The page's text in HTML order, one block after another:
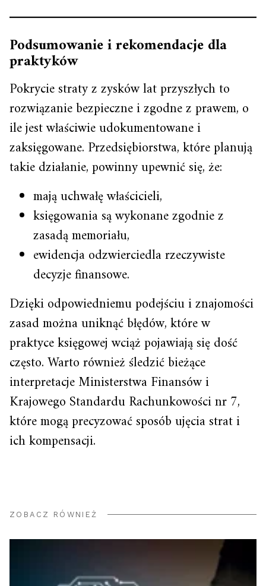
Podsumowanie i rekomendacje dla
praktyków
Pokrycie straty z zysków lat przyszłych to
rozwiązanie bezpieczne i zgodne z prawem, o
ile jest właściwie udokumentowane i
zaksięgowane. Przedsiębiorstwa, które planują
takie działanie, powinny upewnić się, że:
mają uchwałę właścicieli,
księgowania są wykonane zgodnie z
zasadą memoriału,
ewidencja odzwierciedla rzeczywiste
decyzje finansowe.
Dzięki odpowiedniemu podejściu i znajomości
zasad można uniknąć błędów, które w
praktyce księgowej wciąż pojawiają się dość
często. Warto również śledzić bieżące
interpretacje Ministerstwa Finansów i
Krajowego Standardu Rachunkowości nr 7,
które mogą precyzować sposób ujęcia strat i
ich kompensacji.
ZOBACZ RÓWNIEŻ